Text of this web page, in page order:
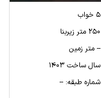
5 خواب
250 متر زیربنا
-- متر زمین
سال ساخت 1403
شماره طبقه: --